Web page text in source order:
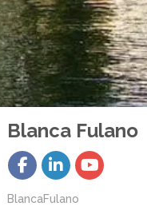
Blanca Fulano
BlancaFulano